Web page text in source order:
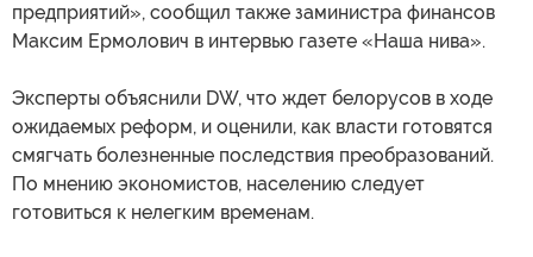
предприятий», сообщил также заминистра финансов
Максим Ермолович в интервью газете «Наша нива».
Эксперты объяснили DW, что ждет белорусов в ходе
ожидаемых реформ, и оценили, как власти готовятся
смягчать болезненные последствия преобразований.
По мнению экономистов, населению следует
готовиться к нелегким временам.